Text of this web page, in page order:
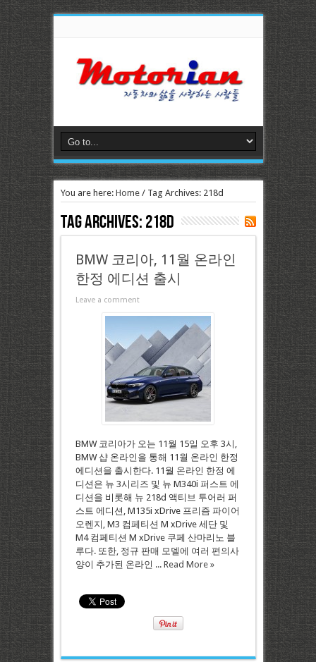
You are here: Home/ Tag Archives: 218d
Tag Archives:218d
BMW 코리아, 11월 온라인
한정 에디션 출시
Leave a comment
BMW 코리아가 오는 11월 15일 오후 3시,
BMW 샵 온라인을 통해 11월 온라인 한정
에디션을 출시한다. 11월 온라인 한정 에
디션은 뉴 3시리즈 및 뉴 M340i 퍼스트 에
디션을 비롯해 뉴 218d 액티브 투어러 퍼
스트 에디션, M135i xDrive 프리즘 파이어
오렌지, M3 컴페티션 M xDrive 세단 및
M4 컴페티션 M xDrive 쿠페 산마리노 블
루다. 또한, 정규 판매 모델에 여러 편의사
양이 추가된 온라인 ... Read More »